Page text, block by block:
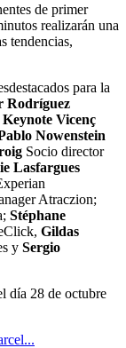
de primer
realizarán una
tendencias,
para la
Rodríguez
Keynote Vicenç
Nowenstein
Socio director
Lasfargues
Atraczion;
Stéphane
Gildas
y Sergio
día 28 de octubre